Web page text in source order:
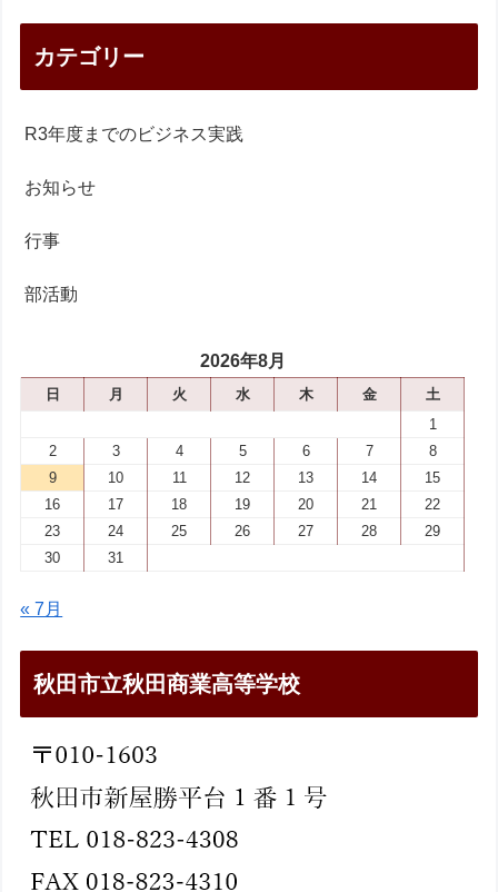
カテゴリー
R3年度までのビジネス実践
お知らせ
行事
部活動
2026年8月
日 月 火 水 木 金
土
1
2
3 4 5 6 7
8
9
10 11 12 13 14
15
16
17 18 19 20 21
22
23
24 25 26 27 28
29
30
31
« 7月
秋田市立秋田商業高等学校